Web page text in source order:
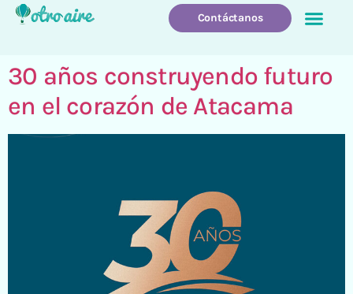
Contáctanos
30 años construyendo futuro
en el corazón de Atacama